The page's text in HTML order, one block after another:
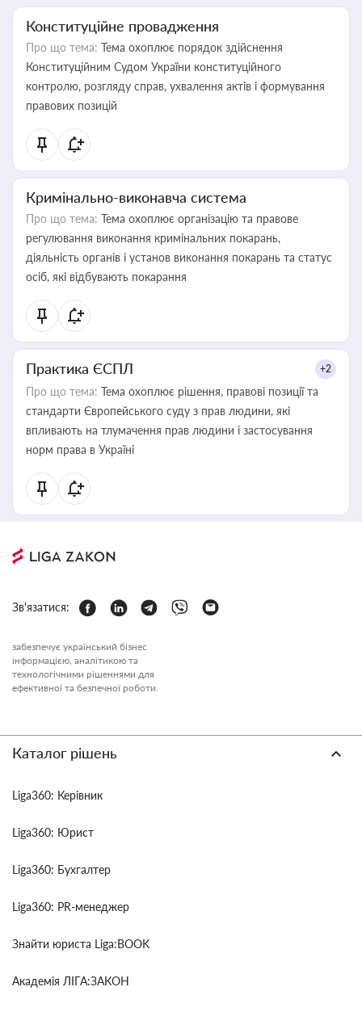
Конституційне провадження
Про що тема: Тема охоплює порядок здійснення
Конституційним Судом України конституційного
контролю, розгляду справ, ухвалення актів і формування
правових позицій
Кримінально-виконавча система
Про що тема: Тема охоплює організацію та правове
регулювання виконання кримінальних покарань,
діяльність органів і установ виконання покарань та статус
осіб, які відбувають покарання
Практика ЄСПЛ +2
Про що тема: Тема охоплює рішення, правові позиції та
стандарти Європейського суду з прав людини, які
впливають на тлумачення прав людини і застосування
норм права в Україні
Зв'язатися:
забезпечує український бізнес
інформацією, аналітикою та
технологічними рішеннями для
ефективної та безпечної роботи.
Каталог рішень
Liga360: Керівник
Liga360: Юрист
Liga360: Бухгалтер
Liga360: PR-менеджер
Знайти юриста Liga:BOOK
Академія ЛІГА:ЗАКОН